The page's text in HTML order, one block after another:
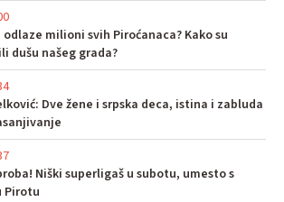
odlaze milioni svih Piroćanaca? Kako su
dušu našeg grada?
Dve žene i srpska deca, istina i zabluda
Niški superligaš u subotu, umesto s
Pirotu